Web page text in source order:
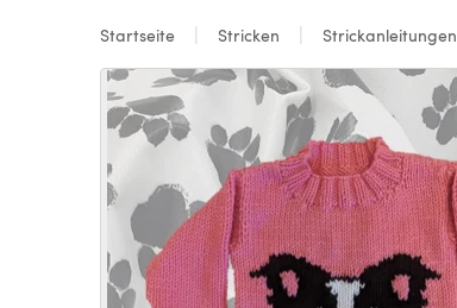
Startseite Stricken Strickanleitungen